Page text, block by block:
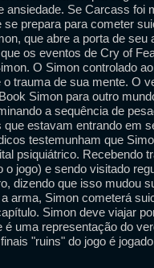
ansiedade. Se Carcass foi
prepara para cometer
que abre a porta de
os eventos de Cry of
O Simon controlado
trauma de sua mente. O
Simon para outro
a sequência de
estavam entrando em
testemunham que
psiquiátrico. Recebendo
o jogo) e sendo visitado
dizendo que isso mudou
arma, Simon cometerá
Simon deve viajar
uma representação do
"ruins" do jogo é